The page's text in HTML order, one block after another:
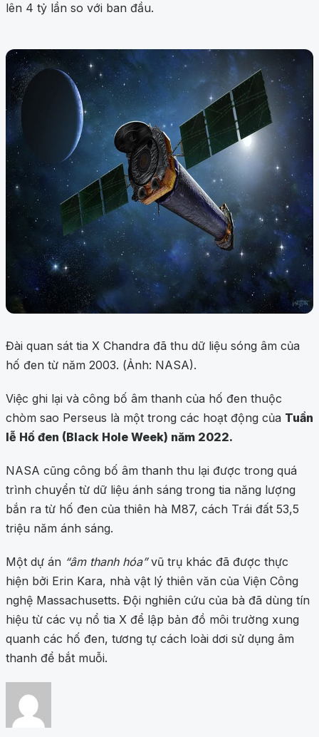
lên 4 tỷ lần so với ban đầu.
Đài quan sát tia X Chandra đã thu dữ liệu sóng âm của
hố đen từ năm 2003. (Ảnh: NASA).
Việc ghi lại và công bố âm thanh của hố đen thuộc
chòm sao Perseus là một trong các hoạt động của Tuần
lễ Hố đen (Black Hole Week) năm 2022.
NASA cũng công bố âm thanh thu lại được trong quá
trình chuyển từ dữ liệu ánh sáng trong tia năng lượng
bắn ra từ hố đen của thiên hà M87, cách Trái đất 53,5
triệu năm ánh sáng.
Một dự án “âm thanh hóa”vũ trụ khác đã được thực
hiện bởi Erin Kara, nhà vật lý thiên văn của Viện Công
nghệ Massachusetts. Đội nghiên cứu của bà đã dùng tín
hiệu từ các vụ nổ tia X để lập bản đồ môi trường xung
quanh các hố đen, tương tự cách loài dơi sử dụng âm
thanh để bắt muỗi.